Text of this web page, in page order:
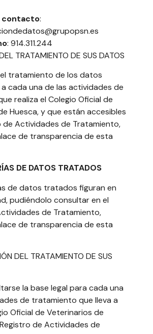
contacto:
: 914.311.244
TRATAMIENTO DE SUS DATOS
tratamiento de los datos
cada una de las actividades de
realiza el Colegio Oficial de
Huesca, y que están accesibles
de Actividades de Tratamiento,
de transparencia de esta
DE DATOS TRATADOS
de datos tratados figuran en
pudiéndolo consultar en el
de Tratamiento,
de transparencia de esta
DEL TRATAMIENTO DE SUS
la base legal para cada una
de tratamiento que lleva a
Oficial de Veterinarios de
de Actividades de